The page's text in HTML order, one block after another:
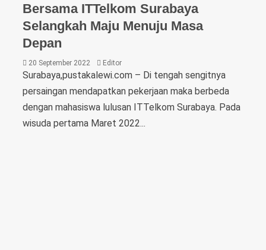
Bersama ITTelkom Surabaya
Selangkah Maju Menuju Masa
Depan
20 September 2022 Editor
Surabaya,pustakalewi.com – Di tengah sengitnya
persaingan mendapatkan pekerjaan maka berbeda
dengan mahasiswa lulusan ITTelkom Surabaya. Pada
wisuda pertama Maret 2022...